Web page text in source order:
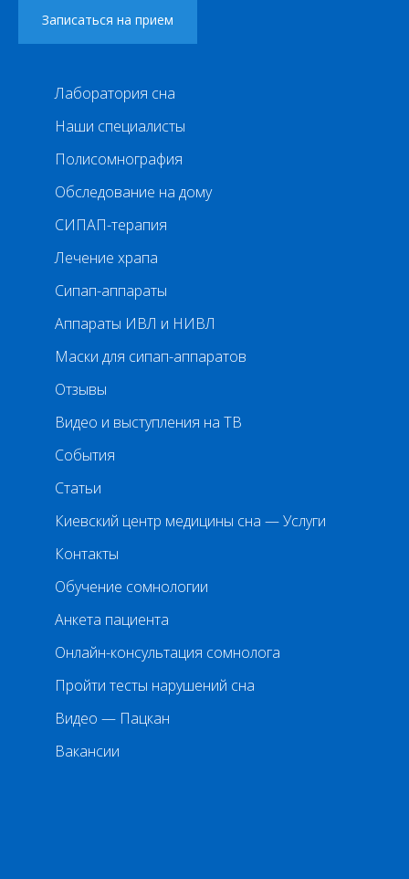
Лаборатория сна
Наши специалисты
Полисомнография
Обследование на дому
СИПАП-терапия
Лечение храпа
Сипап-аппараты
Аппараты ИВЛ и НИВЛ
Маски для сипап-аппаратов
Отзывы
Видео и выступления на ТВ
События
Статьи
Киевский центр медицины сна — Услуги
Контакты
Обучение сомнологии
Анкета пациента
Онлайн-консультация сомнолога
Пройти тесты нарушений сна
Видео — Пацкан
Вакансии